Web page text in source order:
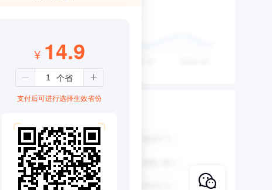
¥ 14.9
支付后可进行选择生效省份